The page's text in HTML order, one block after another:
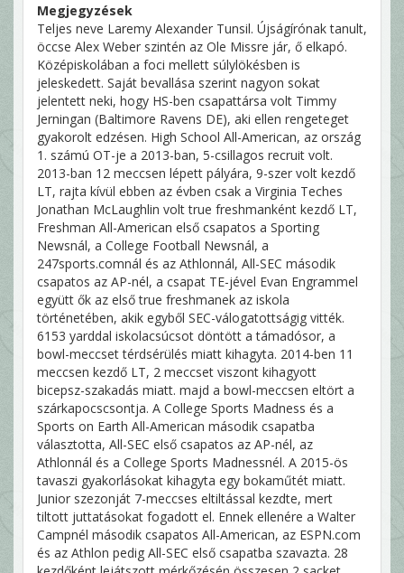
Megjegyzések
Teljes neve Laremy Alexander Tunsil. Újságírónak tanult,
öccse Alex Weber szintén az Ole Missre jár, ő elkapó.
Középiskolában a foci mellett súlylökésben is
jeleskedett. Saját bevallása szerint nagyon sokat
jelentett neki, hogy HS-ben csapattársa volt Timmy
Jerningan (Baltimore Ravens DE), aki ellen rengeteget
gyakorolt edzésen. High School All-American, az ország
1. számú OT-je a 2013-ban, 5-csillagos recruit volt.
2013-ban 12 meccsen lépett pályára, 9-szer volt kezdő
LT, rajta kívül ebben az évben csak a Virginia Teches
Jonathan McLaughlin volt true freshmanként kezdő LT,
Freshman All-American első csapatos a Sporting
Newsnál, a College Football Newsnál, a
247sports.comnál és az Athlonnál, All-SEC második
csapatos az AP-nél, a csapat TE-jével Evan Engrammel
együtt ők az első true freshmanek az iskola
történetében, akik egyből SEC-válogatottságig vitték.
6153 yarddal iskolacsúcsot döntött a támadósor, a
bowl-meccset térdsérülés miatt kihagyta. 2014-ben 11
meccsen kezdő LT, 2 meccset viszont kihagyott
bicepsz-szakadás miatt. majd a bowl-meccsen eltört a
szárkapocscsontja. A College Sports Madness és a
Sports on Earth All-American második csapatba
választotta, All-SEC első csapatos az AP-nél, az
Athlonnál és a College Sports Madnessnél. A 2015-ös
tavaszi gyakorlásokat kihagyta egy bokaműtét miatt.
Junior szezonját 7-meccses eltiltással kezdte, mert
tiltott juttatásokat fogadott el. Ennek ellenére a Walter
Campnél második csapatos All-American, az ESPN.com
és az Athlon pedig All-SEC első csapatba szavazta. 28